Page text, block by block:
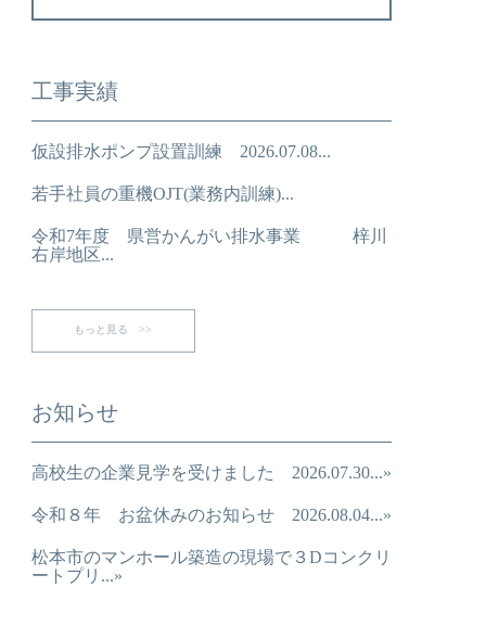
工事実績
仮設排水ポンプ設置訓練 2026.07.08...
若手社員の重機OJT(業務内訓練)...
令和7年度 県営かんがい排水事業 梓川
右岸地区...
もっと見る >>
お知らせ
高校生の企業見学を受けました 2026.07.30...»
令和８年 お盆休みのお知らせ 2026.08.04...»
松本市のマンホール築造の現場で３Dコンクリ
ートプリ...»